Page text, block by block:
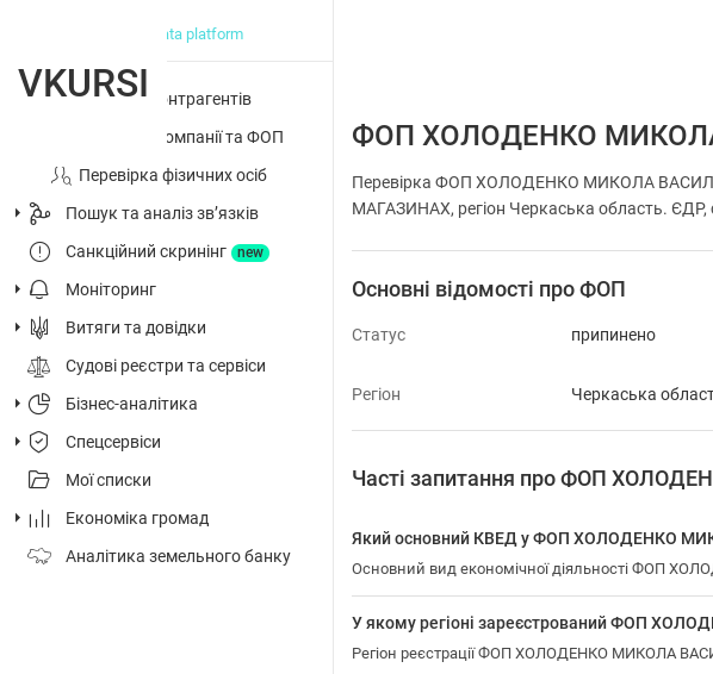
big data platform
Перевірка контрагентів
Досьє на компанії та ФОП
Перевірка фізичних осіб
Пошук та аналіз звʼязків
Санкційний скринінг
new
Моніторинг
Витяги та довідки
Судові реєстри та сервіси
Бізнес-аналітика
Спецсервіси
Мої списки
Економіка громад
Аналітика земельного банку
ФОП ХОЛОДЕНКО
Перевірка ФОП ХОЛОДЕНКО МИКОЛА
МАГАЗИНАХ, регіон Черкаська область. ЄДР,
Основні відомості про ФОП
Статус припинено
Регіон
Черкаська
Часті запитання про ФОП
Який основний КВЕД у ФОП ХОЛОДЕНКО
Основний вид економічної діяльності ФОП
У якому регіоні зареєстрований ФОП
Регіон реєстрації ФОП ХОЛОДЕНКО МИКОЛА
VKURSI